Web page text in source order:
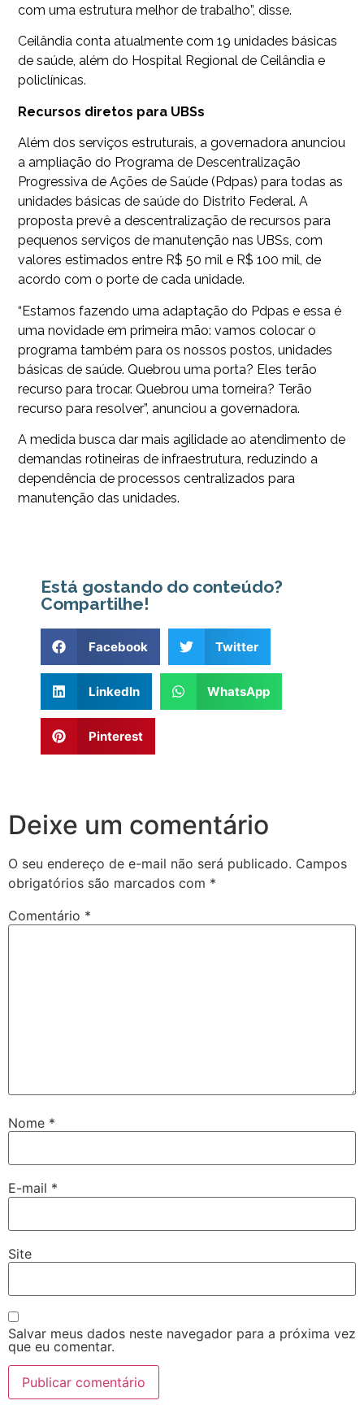
com uma estrutura melhor de trabalho”, disse.
Ceilândia conta atualmente com 19 unidades básicas
de saúde, além do Hospital Regional de Ceilândia e
policlínicas.
Recursos diretos para UBSs
Além dos serviços estruturais, a governadora anunciou
a ampliação do Programa de Descentralização
Progressiva de Ações de Saúde (Pdpas) para todas as
unidades básicas de saúde do Distrito Federal. A
proposta prevê a descentralização de recursos para
pequenos serviços de manutenção nas UBSs, com
valores estimados entre R$ 50 mil e R$ 100 mil, de
acordo com o porte de cada unidade.
“Estamos fazendo uma adaptação do Pdpas e essa é
uma novidade em primeira mão: vamos colocar o
programa também para os nossos postos, unidades
básicas de saúde. Quebrou uma porta? Eles terão
recurso para trocar. Quebrou uma torneira? Terão
recurso para resolver”, anunciou a governadora.
A medida busca dar mais agilidade ao atendimento de
demandas rotineiras de infraestrutura, reduzindo a
dependência de processos centralizados para
manutenção das unidades.
Está gostando do conteúdo?
Compartilhe!
Facebook Twitter
LinkedIn WhatsApp
Pinterest
Deixe um comentário
O seu endereço de e-mail não será publicado. Campos
obrigatórios são marcados com *
Comentário *
Nome *
E-mail *
Site
Salvar meus dados neste navegador para a próxima vez
que eu comentar.